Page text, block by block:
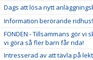
Dags att lösa nytt
Information berörande ridhus!
FONDEN - Tillsammans gör vi
vi göra så fler barn får rida!
Intresserad av att tävla på